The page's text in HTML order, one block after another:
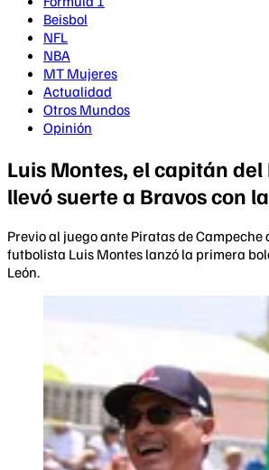
Beisbol
NFL
NBA
MT Mujeres
Actualidad
Otros Mundos
Opinión
Luis Montes, el capitán del
llevó suerte a Bravos con
Previo al juego ante Piratas de Campeche
futbolista Luis Montes lanzó la primera
León.